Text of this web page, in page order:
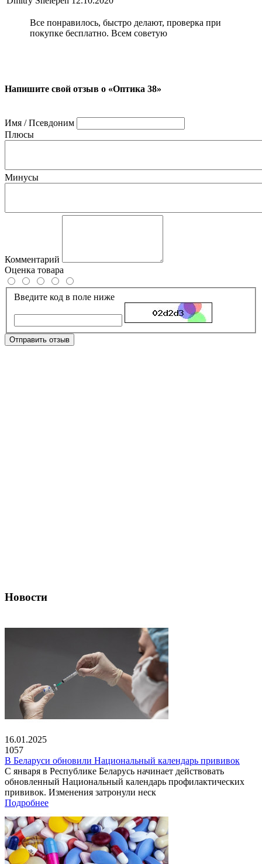
Все понравилось, быстро делают, проверка при
покупке бесплатно. Всем советую
Напишите свой отзыв о «Оптика 38»
Имя / Псевдоним
Плюсы
Минусы
Комментарий
Оценка товара
Введите код в поле ниже
Отправить отзыв
Новости
16.01.2025
1057
В Беларуси обновили Национальный календарь прививок
С января в Республике Беларусь начинает действовать
обновленный Национальный календарь профилактических
прививок. Изменения затронули неск
Подробнее